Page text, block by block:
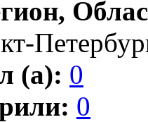
(а): 0
0